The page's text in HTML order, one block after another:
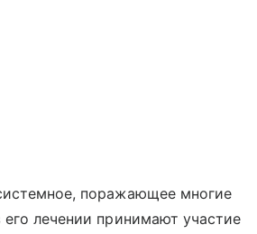
поражающее многие
лечении принимают участие